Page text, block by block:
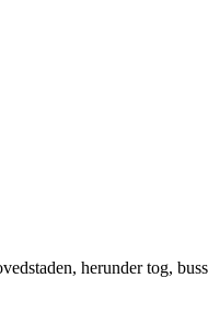
herunder tog,